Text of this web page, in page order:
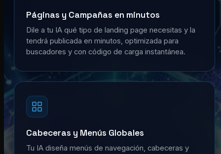
Páginas y Campañas en minutos
Dile a tu IA qué tipo de landing page necesitas y la
tendrá publicada en minutos, optimizada para
buscadores y con código de carga instantánea.
Cabeceras y Menús Globales
Tu IA diseña menús de navegación, cabeceras y